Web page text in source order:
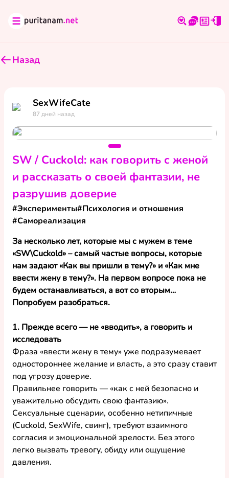
Назад
SexWifeCate
87 дней назад
SW / Cuckold: как говорить с женой
и рассказать о своей фантазии, не
разрушив доверие
#Эксперименты#Психология и отношения
#Самореализация
За несколько лет, которые мы с мужем в теме
«SW\Cuckold» – самый частые вопросы, которые
нам задают «Как вы пришли в тему?» и «Как мне
ввести жену в тему?». На первом вопросе пока не
будем останавливаться, а вот со вторым…
Попробуем разобраться.
1. Прежде всего — не «вводить», а говорить и
исследовать
Фраза «ввести жену в тему» уже подразумевает
одностороннее желание и власть, а это сразу ставит
под угрозу доверие.
Правильнее говорить — «как с ней безопасно и
уважительно обсудить свою фантазию».
Сексуальные сценарии, особенно нетипичные
(Cuckold, SexWife, свинг), требуют взаимного
согласия и эмоциональной зрелости. Без этого
легко вызвать тревогу, обиду или ощущение
давления.